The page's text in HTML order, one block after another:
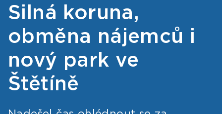
Silná koruna,
obměna nájemců i
nový park ve
Štětíně